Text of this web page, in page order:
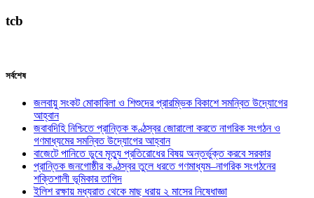
tcb
সর্বশেষ
জলবায়ু সংকট মোকাবিলা ও শিশুদের প্রারম্ভিক বিকাশে সমন্বিত উদ্যোগের
আহ্বান
জবাবদিহি নিশ্চিতে প্রান্তিক কণ্ঠস্বর জোরালো করতে নাগরিক সংগঠন ও
গণমাধ্যমের সমন্বিত উদ্যোগের আহ্বান
বাজেটে পানিতে ডুবে মৃত্যু প্রতিরোধের বিষয় অন্তর্ভুক্ত করবে সরকার
প্রান্তিক জনগোষ্ঠীর কণ্ঠস্বর তুলে ধরতে গণমাধ্যম–নাগরিক সংগঠনের
শক্তিশালী ভূমিকার তাগিদ
ইলিশ রক্ষায় মধ্যরাত থেকে মাছ ধরায় ২ মাসের নিষেধাজ্ঞা